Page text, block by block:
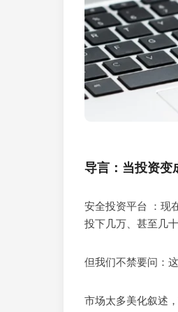
导言：当投资变
安全投资平台 ：现
投下几万、甚至几十
但我们不禁要问：
市场太多美化叙述